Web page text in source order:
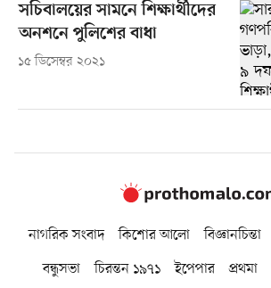
সচিবালয়ের সামনে শিক্ষার্থীদের
অনশনে পুলিশের বাধা
১৫ ডিসেম্বর ২০২১
নাগরিক সংবাদ কিশোর আলো বিজ্ঞানচিন্তা
বন্ধুসভা
চিরন্তন ১৯৭১ ইপেপার প্রথমা